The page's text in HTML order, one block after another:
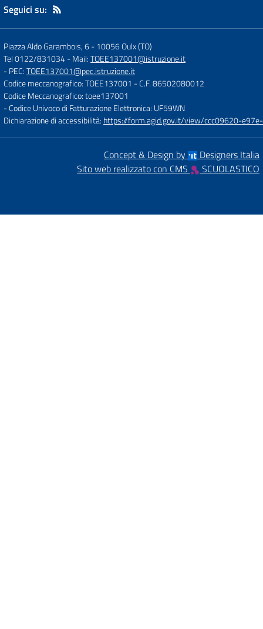
Seguici su:
Piazza Aldo Garambois, 6-10056 Oulx (TO)
Tel 0122/831034- Mail:TOEE137001@istruzione.it
- PEC:TOEE137001@pec.istruzione.it
Codice meccanografico: TOEE137001 - C.F. 86502080012
Codice Meccanografico: toee137001
- Codice Univoco di Fatturazione Elettronica: UF59WN
Dichiarazione di accessibilità: https://form.agid.gov.it/view/ccc09620-
Concept & Design by
Designers Italia
Sito web realizzato con CMS
SCUOLASTICO